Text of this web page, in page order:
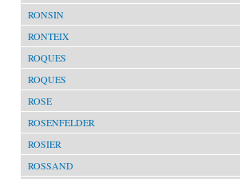
RONSIN
RONTEIX
ROQUES
ROQUES
ROSE
ROSENFELDER
ROSIER
ROSSAND